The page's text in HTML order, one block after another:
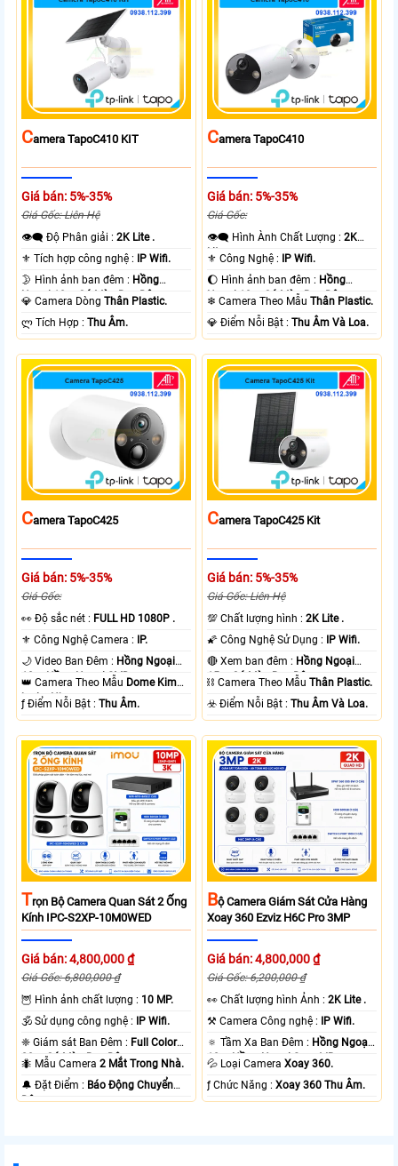
CAmera TapoC410 KIT
Giá bán: 5%-35%
Giá Gốc: Liên Hệ
👁️‍🗨 Độ Phân giải :2K Lite .
⚜️ Tích hợp công nghệ : IP Wifi.
🌛 Hình ảnh ban đêm : Hồng
Ngoại 10m Có Màu Ban Ðêm.
💎 Camera DòngThân Plastic.
️ლ Tích Hợp :Thu Âm.
CAmera TapoC410
Giá bán: 5%-35%
Giá Gốc:
👁️‍🗨 Hình Ành Chất Lượng :2K
Lite .
⚜️ Công Nghệ : IP Wifi.
🌔 Hình ảnh ban đêm : Hồng
Ngoại 10m Có Màu Ban Ðêm.
❄ Camera Theo MẫuThân Plastic.
️💎 Điểm Nỗi Bật :Thu Âm Và Loa.
CAmera TapoC425
Giá bán: 5%-35%
Giá Gốc:
️👀 Độ sắc nét : FULL HD 1080P .
⚜️ Công Nghệ Camera : IP.
🌙 Video Ban Đêm : Hồng Ngoại
10m Hồng Ngoại SMD.
👑 Camera Theo Mẫu Dome Kim
loại + Nhựa.
️ƒ Điểm Nỗi Bật :Thu Âm.
CAmera TapoC425 Kit
Giá bán: 5%-35%
Giá Gốc: Liên Hệ
💯 Chất lượng hình :2K Lite .
🌠 Công Nghệ Sử Dụng : IP Wifi.
🔴 Xem ban đêm : Hồng Ngoại
15m Có Màu Ban Ðêm.
⛓ Camera Theo MẫuThân Plastic.
️☣️ Điểm Nỗi Bật :Thu Âm Và Loa.
TRọn Bộ Camera Quan Sát 2 Ống
Kính IPC-S2XP-10M0WED
Giá bán: 4,800,000 ₫
Giá Gốc: 6,800,000 ₫
🦉 Hình ảnh chất lượng : 10 MP.
🕉️ Sử dụng công nghệ : IP Wifi.
❈ Giám sát Ban Đêm : Full Color
20m Có Màu Ban Ðêm.
🐜 Mẫu Camera2 Mắt Trong Nhà.
️🔔 Đặt Điểm : Báo Động Chuyển
Động.
BỘ Camera Giám Sát Cửa Hàng
Xoay 360 Ezviz H6C Pro 3MP
Giá bán: 4,800,000 ₫
Giá Gốc: 6,200,000 ₫
️👀 Chất lượng hình Ảnh :2K Lite .
⚒ Camera Công nghệ : IP Wifi.
🔅 Tầm Xa Ban Đêm : Hồng Ngoại
10m Hồng Ngoại Smart IR.
💦 Loại CameraXoay 360.
️ƒ Chức Năng :Xoay 360 Thu Âm.